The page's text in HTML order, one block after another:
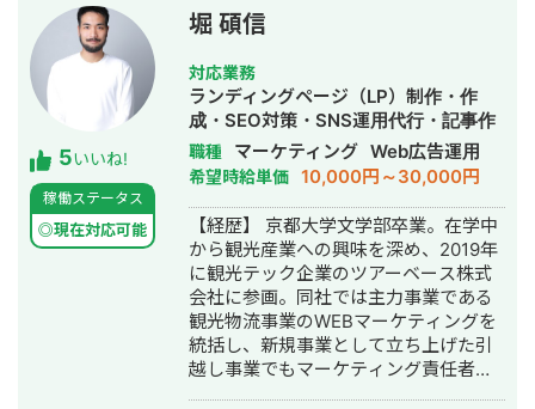
して対応可能 ＜スキル＞ ▼SEO対策
・サイト改善 ・オウンドメディア運用
・CV導線の設計 ▼BtoBマーケティン
グ ・リード獲得戦略設計 ・ホワイトペ
ーパー作成 ・メルマガ配信戦略の立
案〜実行 ・インサイドセールス ＜実績
＞ ○ケース①：人材マッチングアプリ
（toB） ホワイトペーパー制作、ライ
ティングのディレクション、ライティ
ング、獲得したリードへの架電全てを
一人で手を動かしてメディアを対応し
ました（一部ライターさんにも手伝っ
てもらいました）。 ▶️問題・課題 クラ
イアントは元々、コンサル会社が入っ
てメディアを立ち上げたものの、1件も
リード獲得ができていない状況。 ここ
から、課題としては下記の４点がある
5いいね!
稼働ステータス
◎現在対応可能
堀 碩信
対応業務
ランディングページ（LP）制作・作
成・SEO対策・SNS運用代行・記事作
成代行・ライティング・ホームページ
制作・作成・リスティング広告運用代
行・オウンドメディア制作・構築・運
用代行
職種 マーケティング Web広告運用
希望時給単価 10,000円～30,000円
【経歴】 京都大学文学部卒業。在学中
から観光産業への興味を深め、2019年
に観光テック企業のツアーベース株式
会社に参画。同社では主力事業である
観光物流事業のWEBマーケティングを
統括し、新規事業として立ち上げた引
越し事業でもマーケティング責任者と